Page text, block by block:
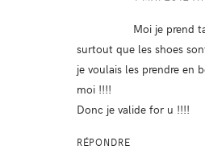
Moi je prend
surtout que les shoes
je voulais les prendre en
moi !!!!
Donc je valide for u !!!!
RÉPONDRE